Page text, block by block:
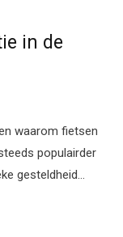
in de
waarom fietsen
populairder
gesteldheid…